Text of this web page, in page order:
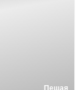
Пешая